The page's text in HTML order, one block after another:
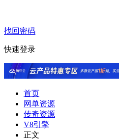
找回密码
快速登录
首页
网单资源
传奇资源
V8引擎
正文